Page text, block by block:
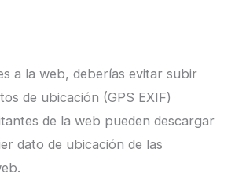
a la web, deberías evitar subir
de ubicación (GPS EXIF)
de la web pueden descargar
dato de ubicación de las